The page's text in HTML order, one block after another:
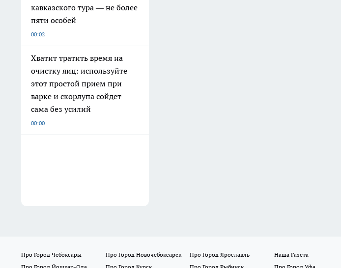
кавказского тура — не более
пяти особей
00:02
Хватит тратить время на
очистку яиц: используйте
этот простой прием при
варке и скорлупа сойдет
сама без усилий
00:00
Про Город Чебоксары Про Город Новочебоксарск Про Город Ярославль Наша Газета